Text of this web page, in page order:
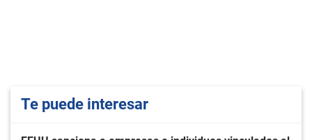
Te puede interesar